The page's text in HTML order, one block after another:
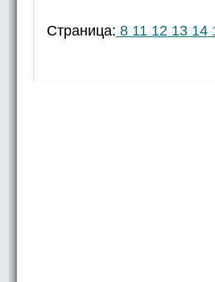
Страница: 811121314